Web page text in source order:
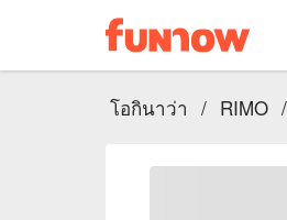
โอกินาว่า / RIMO /